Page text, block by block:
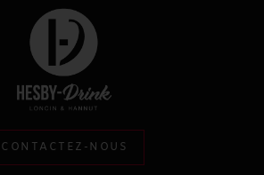
CONTACTEZ-NOUS